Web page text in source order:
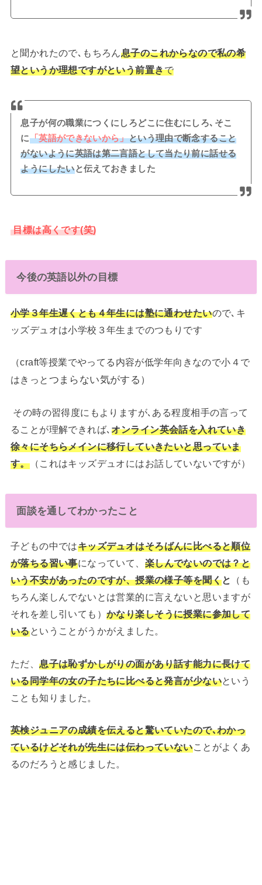
と聞かれたので､もちろん息子のこれからなので私の希
望というか理想ですがという前置きで
息子が何の職業につくにしろどこに住むにしろ､そこ
に「英語ができないから」という理由で断念すること
がないように英語は第二言語として当たり前に話せる
ようにしたいと伝えておきました
目標は高くです(笑)
今後の英語以外の目標
小学３年生遅くとも４年生には塾に通わせたいので､キ
ッズデュオは小学校３年生までのつもりです
（craft等授業でやってる内容が低学年向きなので小４で
はきっと つまらない気がする）
その時の習得度にもよりますが､ある程度相手の言って
ることが理解できれば､ オンライン英会話を入れていき
徐々にそちらメインに移行していきたいと思っていま
す。（これはキッズデュオにはお話していないですが）
面談を通してわかったこと
子どもの中ではキッズデュオはそろばんに比べると順位
が落ちる習い事になっていて、 楽しんでないのでは？と
いう不安があったのですが、授業の様子等を聞くと
（も
ちろん楽しんでないとは営業的に言えないと思いますが
それを差し引いても）かなり楽しそうに授業に参加して
いるということがうかがえました。
ただ、息子は恥ずかしがりの面があり話す能力に長けて
いる同学年の女の子たちに比べると発言が少ないという
ことも知りました。
英検ジュニアの成績を伝えると驚いていたので､わかっ
ているけどそれが先生には伝わっていないことがよくあ
るのだろうと感じました。